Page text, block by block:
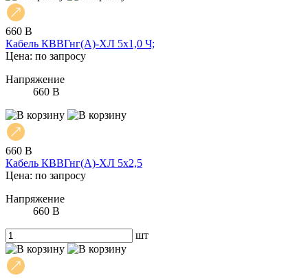
660 В
Кабель КВВГнг(А)-ХЛ 5х1,0 Ч;
Цена: по запросу
Напряжение
660 В
660 В
Кабель КВВГнг(А)-ХЛ 5х2,5
Цена: по запросу
Напряжение
660 В
шт